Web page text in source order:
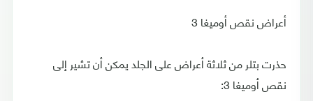
أعراض نقص أوميغا 3
حذرت بتلر من ثلاثة أعراض على الجلد يمكن أن تشير إلى
نقص أوميغا 3: